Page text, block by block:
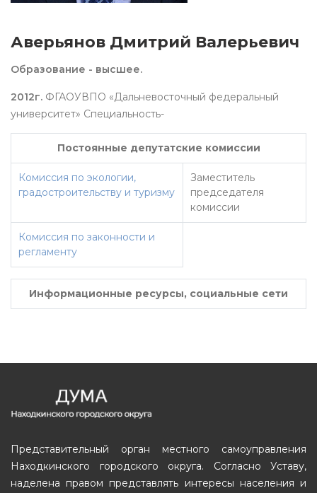
Аверьянов Дмитрий Валерьевич
Образование - высшее.
2012г. ФГАОУВПО «Дальневосточный федеральный
университет» Специальность-
Постоянные депутатские комиссии
Комиссия по экологии,
градостроительству и туризму
Заместитель
председателя
комиссии
Комиссия по законности и
регламенту
Информационные ресурсы, социальные сети
Представительный орган местного самоуправления
Находкинского городского округа. Согласно Уставу,
наделена правом представлять интересы населения и